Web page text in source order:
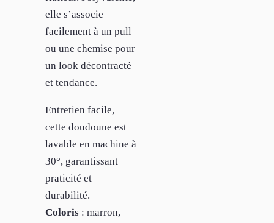
elle s’associe
facilement à un pull
ou une chemise pour
un look décontracté
et tendance.
Entretien facile,
cette doudoune est
lavable en machine à
30°, garantissant
praticité et
durabilité.
Coloris : marron,